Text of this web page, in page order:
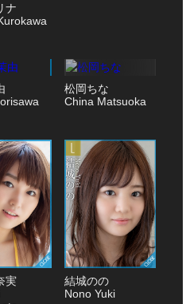
ナ
松岡ちな
China Matsuoka
実
結城のの
Nono Yuki